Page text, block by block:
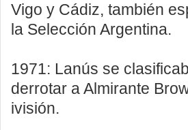
Vigo y Cádiz, también
la Selección Argentina.
1971: Lanús se
derrotar a Almirante
ivisión.